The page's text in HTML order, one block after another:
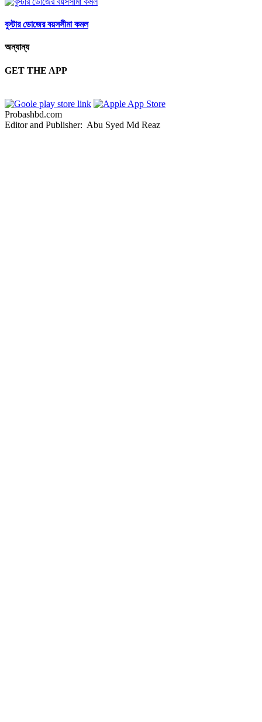
বুস্টার ডোজের বয়সসীমা কমল
অন্যান্য
GET THE APP
Probashbd.com
Editor and Publisher: Abu Syed Md Reaz